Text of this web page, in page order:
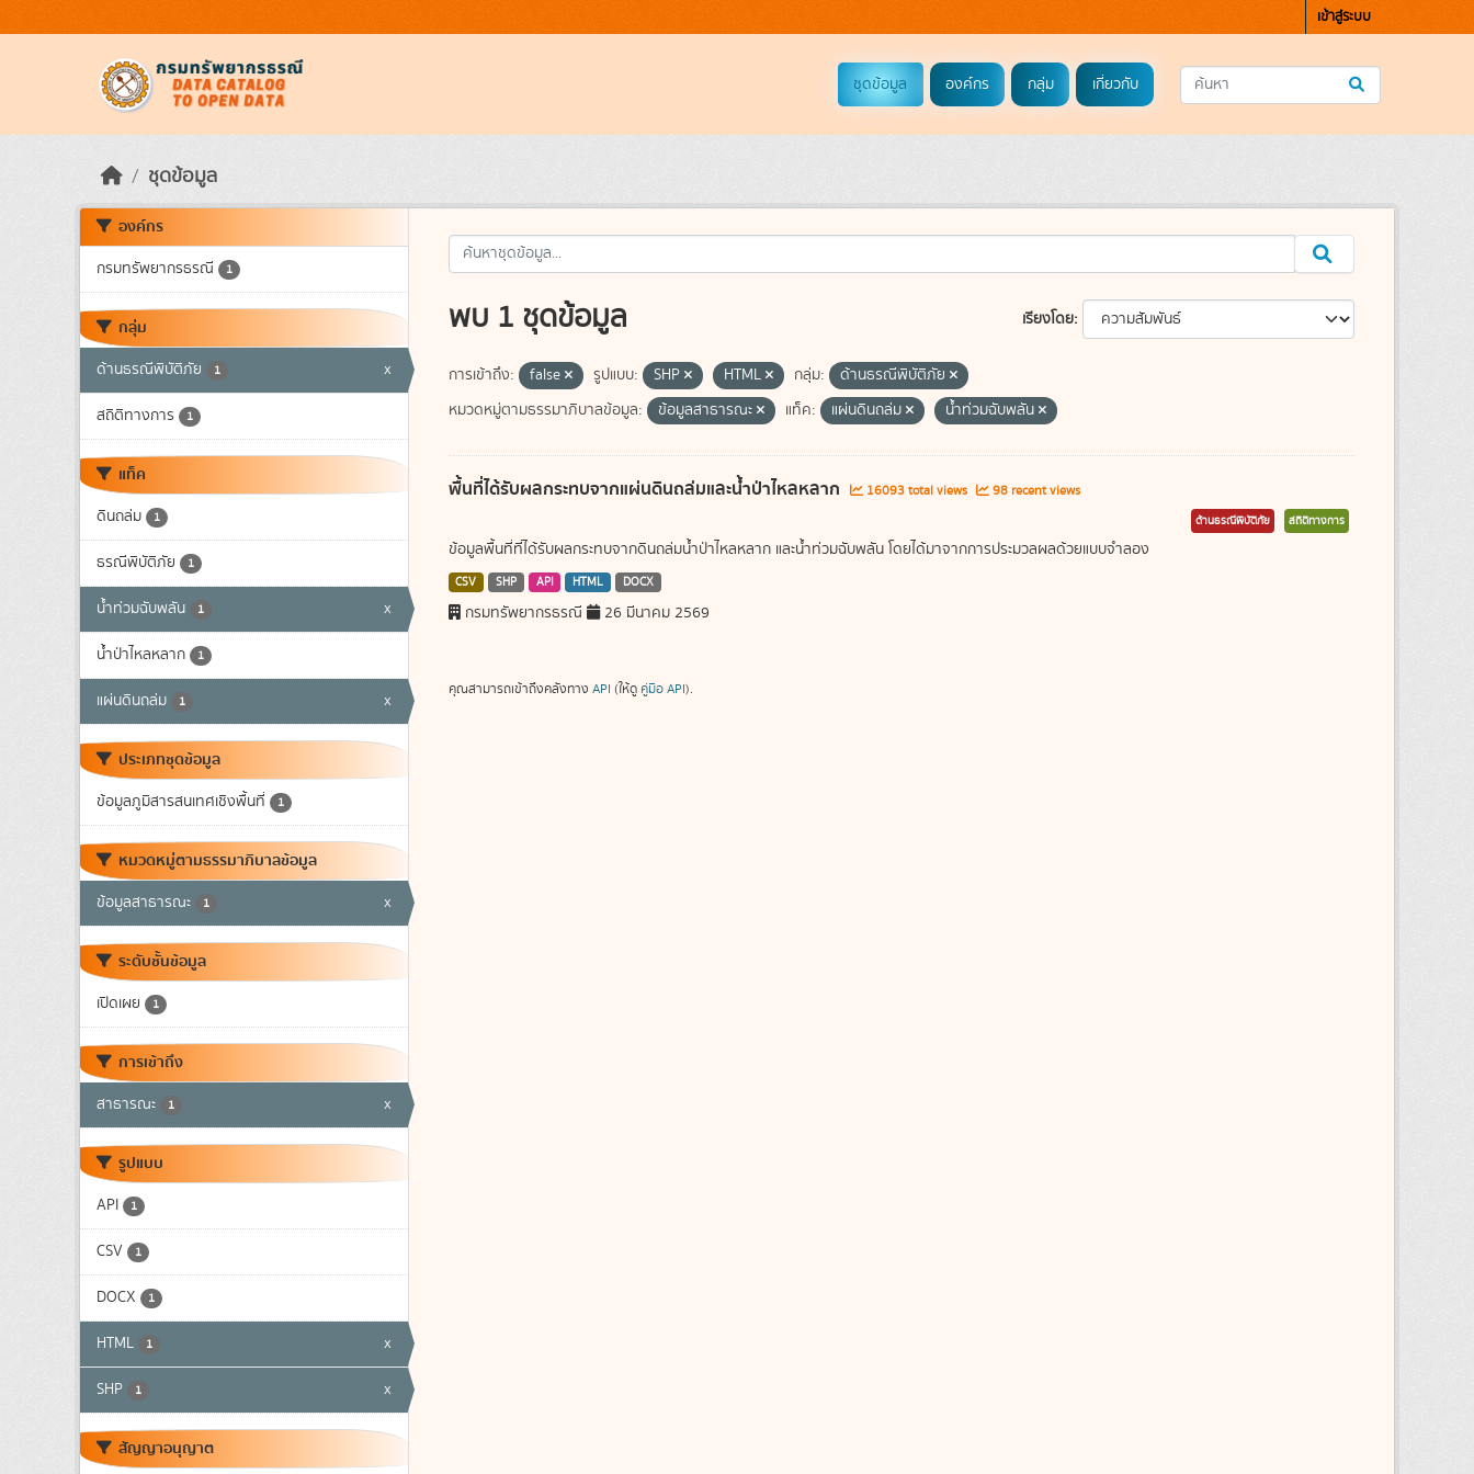
เข้าสู่ระบบ
ชุดข้อมูล องค์กร กลุ่ม เกี่ยวกับ
ชุดข้อมูล
องค์กร
กรมทรัพยากรธรณี 1
กลุ่ม
ด้านธรณีพิบัติภัย 1 x
สถิติทางการ 1
แท็ค
ดินถล่ม 1
ธรณีพิบัติภัย 1
น้ำท่วมฉับพลัน 1 x
น้ำป่าไหลหลาก 1
แผ่นดินถล่ม 1 x
ประเภทชุดข้อมูล
ข้อมูลภูมิสารสนเทศเชิงพื้นที่ 1
หมวดหมู่ตามธรรมาภิบาลข้อมูล
ข้อมูลสาธารณะ 1 x
ระดับชั้นข้อมูล
เปิดเผย 1
การเข้าถึง
สาธารณะ 1 x
รูปแบบ
API 1
CSV 1
DOCX 1
HTML 1 x
SHP 1 x
สัญญาอนุญาต
เรียงโดย
พบ 1 ชุดข้อมูล
การเข้าถึง: false รูปแบบ: SHP HTML กลุ่ม:
ด้านธรณีพิบัติภัย
หมวดหมู่ตามธรรมาภิบาลข้อมูล:
ข้อมูลสาธารณะ แท็ค: แผ่นดินถล่ม น้ำท่วมฉับพลัน
พื้นที่ได้รับผลกระทบจากแผ่นดินถล่มและน้ำป่าไหลหลาก 16093 total views 98 recent views
ด้านธรณีพิบัติภัย สถิติทางการ
ข้อมูลพื้นที่ที่ได้รับผลกระทบจากดินถล่มน้ำป่าไหลหลาก และน้ำท่วมฉับพลัน โดยได้มาจากการประมวลผลด้วยแบบจำลอง
CSV SHP API HTML DOCX
กรมทรัพยากรธรณี 26 มีนาคม 2569
คุณสามารถเข้าถึงคลังทาง API (ให้ดู คู่มือ API).